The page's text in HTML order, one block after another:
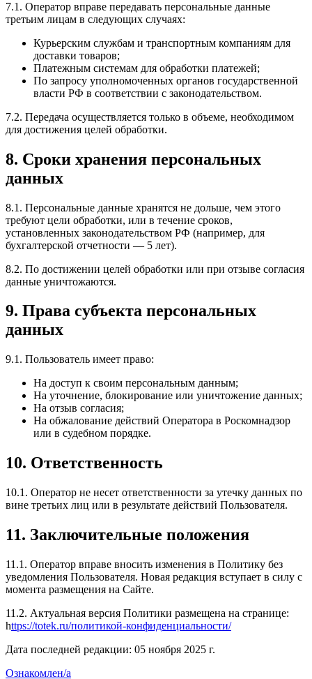
7.1. Оператор вправе передавать персональные данные
третьим лицам в следующих случаях:
Курьерским службам и транспортным компаниям для
доставки товаров;
Платежным системам для обработки платежей;
По запросу уполномоченных органов государственной
власти РФ в соответствии с законодательством.
7.2. Передача осуществляется только в объеме, необходимом
для достижения целей обработки.
8. Сроки хранения персональных
данных
8.1. Персональные данные хранятся не дольше, чем этого
требуют цели обработки, или в течение сроков,
установленных законодательством РФ (например, для
бухгалтерской отчетности — 5 лет).
8.2. По достижении целей обработки или при отзыве согласия
данные уничтожаются.
9. Права субъекта персональных
данных
9.1. Пользователь имеет право:
На доступ к своим персональным данным;
На уточнение, блокирование или уничтожение данных;
На отзыв согласия;
На обжалование действий Оператора в Роскомнадзор
или в судебном порядке.
10. Ответственность
10.1. Оператор не несет ответственности за утечку данных по
вине третьих лиц или в результате действий Пользователя.
11. Заключительные положения
11.1. Оператор вправе вносить изменения в Политику без
уведомления Пользователя. Новая редакция вступает в силу с
момента размещения на Сайте.
11.2. Актуальная версия Политики размещена на странице:
https://totek.ru/политикой-конфиденциальности/
Дата последней редакции: 05 ноября 2025 г.
Ознакомлен/а